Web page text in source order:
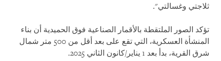
ثلاجتي وغسالتي".
تؤكد الصور الملتقطة بالأقمار الصناعية فوق الحميدية أن بناء
المنشأة العسكرية، التي تقع على بعد أقل من 500 متر شمال
شرق القرية، بدأ بعد 1 يناير/كانون الثاني 2025.